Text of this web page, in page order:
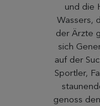
und die
Wassers,
der Ärzte
sich
auf der
Sportler,
genoss